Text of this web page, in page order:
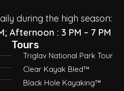
during the high season:
Afternoon : 3 PM – 7 PM
Tours
Triglav National Park Tour
Clear Kayak Bled™
Black Hole Kayaking™